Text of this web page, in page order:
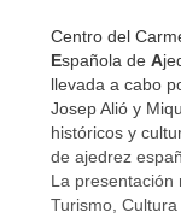
Centro del
Española de A
llevada a cabo
Josep Alió y
históricos y
de ajedrez
La presentación
Turismo,